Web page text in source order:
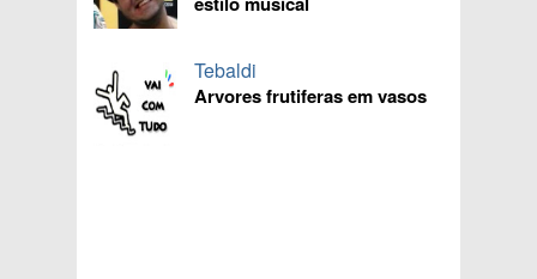
Tebaldi
Arvores frutiferas em vasos